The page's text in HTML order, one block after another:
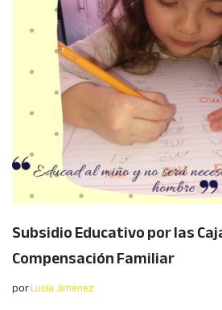
Subsidio Educativo por las
Compensación Familiar
porLucia Jiménez